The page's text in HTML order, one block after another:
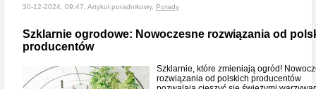
30-12-2024, 09:47, Artykuł poradnikowy, Porady
Szklarnie ogrodowe: Nowoczesne rozwiązania od
producentów
Szklarnie, które zmieniają ogród!
rozwiązania od polskich producentów